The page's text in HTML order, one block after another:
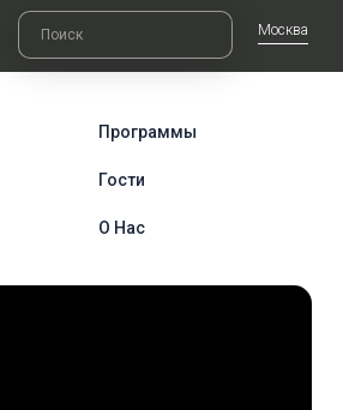
Москва
Программы
Гости
О Нас